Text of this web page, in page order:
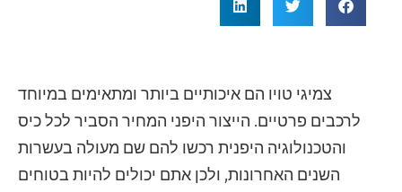
צמיגי טויו הם איכותיים ביותר ומתאימים במיוחד
לרכבים פרטיים. הייצור היפני המחיר הסביר לכל כיס
והטכנולוגיה היפנית רכשו להם שם מעולה בעשרות
השנים האחרונות, ולכן אתם יכולים להיות בטוחים